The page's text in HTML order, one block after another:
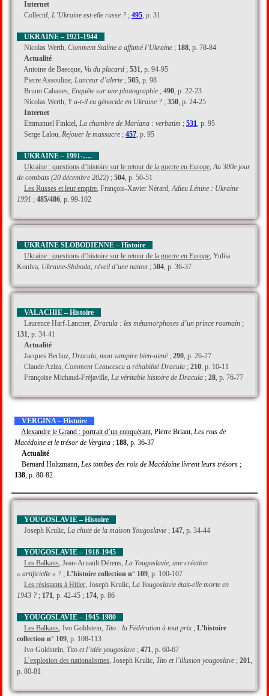
Internet
Collectif, L’Ukraine est-elle russe ? ; 495 , p. 31
UKRAINE – 1921-1944
Nicolas Werth, Comment Staline a affamé l’Ukraine ; 188 , p. 78-84
Actualité
Antoine de Baecque, Vu du placard ; 531 , p. 94-95
Pierre Assouline, Lanceur d’alerte ; 505 , p. 98
Bruno Cabanes, Enquête sur une photographie ; 490 , p. 22-23
Nicolas Werth, Y a-t-il eu génocide en Ukraine ? ; 350 , p. 24-25
Internet
Emmanuel Finkiel, La chambre de Mariana : verbatim ; 531 , p. 95
Serge Lalou, Rejouer le massacre ; 457 , p. 95
UKRAINE – 1991-….
Ukraine : questions d’histoire sur le retour de la guerre en Europe Au 300e jour
de combats (20 décembre 2022) ; 504 , p. 50-51
Les Russes et leur empire , François-Xavier Nérard, Adieu Lénine : Ukraine
1991 ; 485/486 , p. 99-102
UKRAINE SLOBODIENNE – Histoire
Ukraine : questions d’histoire sur le retour de la guerre en Europe , Yuliia
Koniva, Ukraine-Sloboda, réveil d’une nation ; 504 , p. 36-37
VALACHIE – Histoire
Laurence Harf-Lancner, Dracula : les métamorphoses d’un prince roumain ;
131 , p. 34-41
Actualité
Jacques Berlioz, Dracula, mon vampire bien-aimé; 290 , p. 26-27
Claude Aziza, Comment Ceaucescu a réhabilité Dracula ; 210 , p. 10-11
Françoise Michaud-Fréjaville, La véritable histoire de Dracula ; 28 , p. 76-77
VERGINA – Histoire
Alexandre le Grand : portrait d’un conquérant , Pierre Briant, Les rois de
Macédoine et le trésor de Vergina ; 188 , p. 36-37
Actualité
Bernard Holtzmann, Les tombes des rois de Macédoine livrent leurs trésors ;
138 , p. 80-82
YOUGOSLAVIE – Histoire
Joseph Krulic, La chute de la maison Yougoslavie ; 147 , p. 34-44
YOUGOSLAVIE – 1918-1945
Les Balkans , Jean-Arnault Dérens, La Yougoslavie, une création
« artificielle » ? ; L’histoire collection n° 109 , p. 100-107
Les résistants à Hitler , Joseph Krulic, La Yougoslavie était-elle morte en
1943 ? ; 171 , p. 42-45 ; 174 , p. 86
YOUGOSLAVIE – 1945-1980
Les Balkans , Ivo Goldstein, Tito : la Fédération à tout prix ; L’histoire
collection n° 109 , p. 108-113
Ivo Goldstein, Tito et l’idée yougoslave ; 471 , p. 60-67
L’explosion des nationalismes , Joseph Krulic, Tito et l’illusion yougoslave ; 201
p. 80-81